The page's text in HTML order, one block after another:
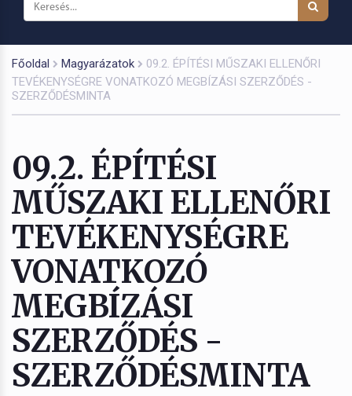
Főoldal Magyarázatok
09.2. ÉPÍTÉSI MŰSZAKI ELLENŐRI
TEVÉKENYSÉGRE VONATKOZÓ MEGBÍZÁSI SZERZŐDÉS -
SZERZŐDÉSMINTA
09.2. ÉPÍTÉSI
MŰSZAKI ELLENŐRI
TEVÉKENYSÉGRE
VONATKOZÓ
MEGBÍZÁSI
SZERZŐDÉS -
SZERZŐDÉSMINTA